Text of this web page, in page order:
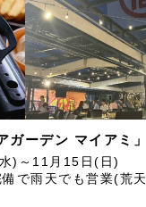
ガーデン マイアミ」
)～11月15日(日)
で雨天でも営業(荒天